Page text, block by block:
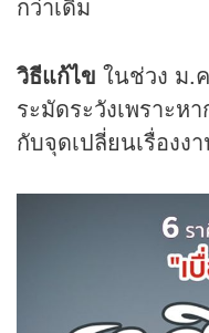
วิธีแก้ไข ในช่วง ม.
ระมัดระวังเพราะห
กับจุดเปลี่ยนเรื่องง